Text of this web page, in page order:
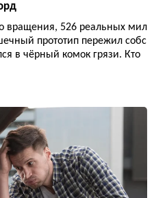
вращения, 526 реальных мил
прототип пережил собс
в чёрный комок грязи. Кто